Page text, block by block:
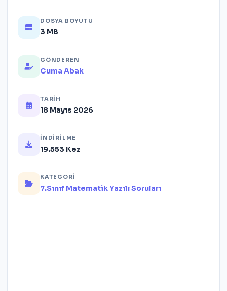
DOSYA BOYUTU
3 MB
GÖNDEREN
Cuma Abak
TARIH
18 Mayıs 2026
İNDIRILME
19.553 Kez
KATEGORI
7.Sınıf Matematik Yazılı Soruları